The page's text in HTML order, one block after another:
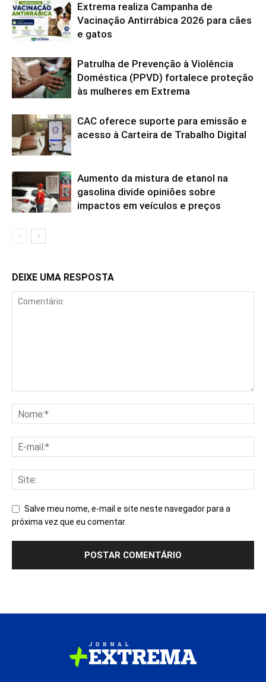
Extrema realiza Campanha de
Vacinação Antirrábica 2026 para cães
e gatos
Patrulha de Prevenção à Violência
Doméstica (PPVD) fortalece proteção
às mulheres em Extrema
CAC oferece suporte para emissão e
acesso à Carteira de Trabalho Digital
Aumento da mistura de etanol na
gasolina divide opiniões sobre
impactos em veículos e preços
DEIXE UMA RESPOSTA
Salve meu nome, e-mail e site neste navegador para a
próxima vez que eu comentar.